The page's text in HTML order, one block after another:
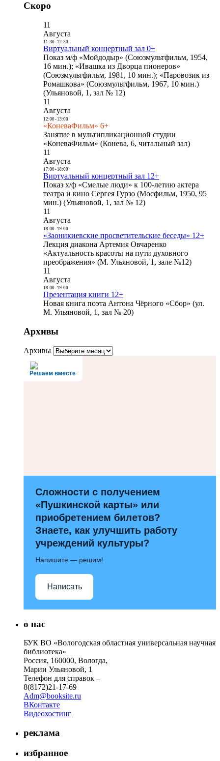
Скоро
11
Августа
11:30- 12:30
Виртуальный концертный зал 0+
Показ м/ф «Мойдодыр» (Союзмультфильм, 1954,
16 мин.); «Ивашка из Дворца пионеров»
(Союзмультфильм, 1981, 10 мин.); «Паровозик из
Ромашкова» (Союзмультфильм, 1967, 10 мин.)
(Ульяновой, 1, зал № 12)
11
Августа
12:00- 13:00
«КоневаФильм» 6+
Занятие в мультипликационной студии
«КоневаФильм» (Конева, 6, читальный зал)
11
Августа
17:00- 18:00
Виртуальный концертный зал 12+
Показ х/ф «Смелые люди» к 100-летию актера
театра и кино Сергея Гурзо (Мосфильм, 1950, 95
мин.) (Ульяновой, 1, зал № 12)
11
Августа
18:00- 19:00
«Заоникиевские просветительские беседы» 12+
Лекция диакона Артемия Овчаренко
«Актуальность красоты на пути духовного
преображения» (М. Ульяновой, 1, зале №12)
11
Августа
18:00- 19:00
Презентация книги 12+
Новая книга поэта Антона Чёрного «Сбор» (ул.
М. Ульяновой, 1, зал № 20)
Архивы
Архивы
Решаем вместе
Сложности с получением
«Пушкинской карты» или
приобретением билетов?
Знаете, как улучшить работу
учреждений культуры?
Напишите — решим!
Написать
о нас
БУК ВО «Вологодская областная универсальная научная
библиотека»
Россия, 160000, Вологда,
Марии Ульяновой, 1
Телефон для справок –
8(8172)21-17-69
Adm@booksite.ru
ВКонтакте
Видеохостинг
реклама
избранное